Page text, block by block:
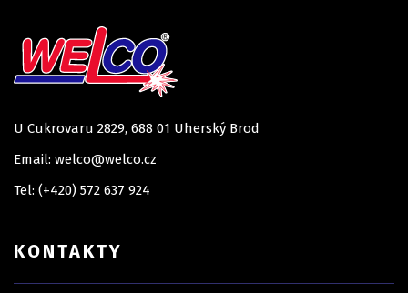
U Cukrovaru 2829, 688 01 Uherský Brod
Email: welco@welco.cz
Tel: (+420) 572 637 924
KONTAKTY